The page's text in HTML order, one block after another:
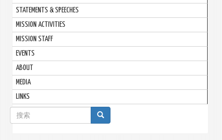
STATEMENTS & SPEECHES
MISSION ACTIVITIES
MISSION STAFF
EVENTS
ABOUT
MEDIA
LINKS
搜
索
搜索